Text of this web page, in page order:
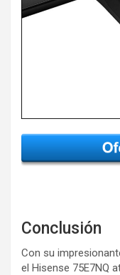
Conclusión
Con su
el Hisense 75E7NQ